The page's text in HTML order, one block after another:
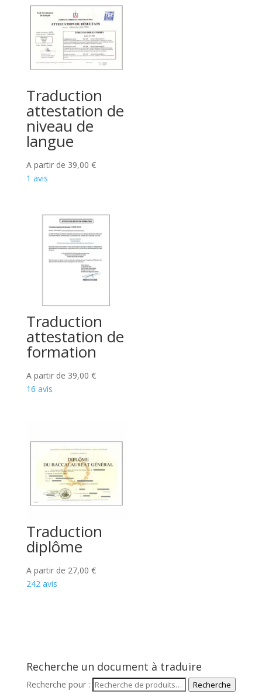
Traduction
attestation de
niveau de
langue
A partir de 39,00 €
1 avis
Traduction
attestation de
formation
A partir de 39,00 €
16 avis
Traduction
diplôme
A partir de 27,00 €
242 avis
Recherche un document à traduire
Recherche pour : Recherche